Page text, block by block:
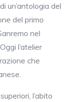
un’antologia del
del primo
nel
l’atelier
che
l’abito